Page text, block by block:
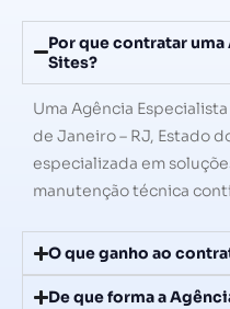
Por que contratar
Sites?
Uma Agência
de Janeiro – RJ, Estado
especializada em
manutenção técnica
O que ganho ao
De que forma a